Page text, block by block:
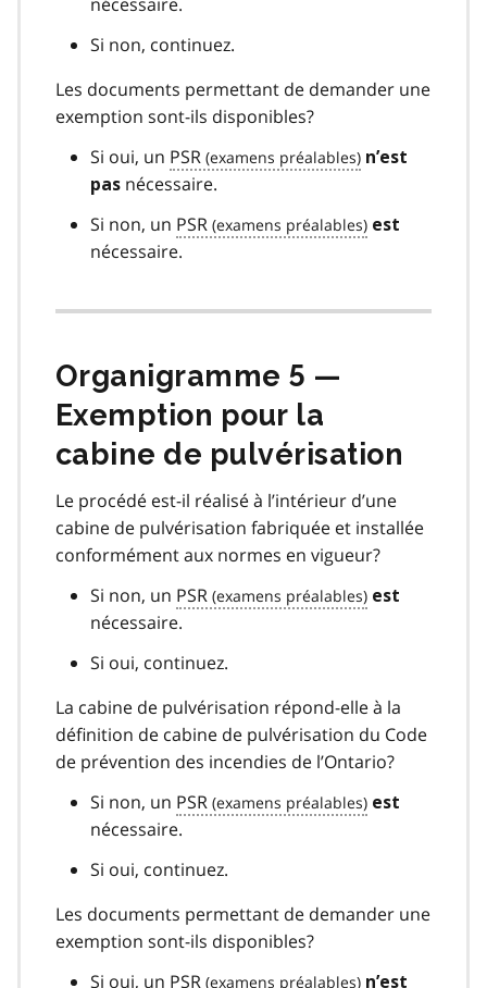
Si non, continuez.
Les documents permettant de demander une
exemption sont-ils disponibles?
Si oui, un PSR
n’est
pas nécessaire.
Si non, un PSR est
nécessaire.
Organigramme 5 —
Exemption pour la
cabine de pulvérisation
Le procédé est-il réalisé à l’intérieur d’une
cabine de pulvérisation fabriquée et installée
conformément aux normes en vigueur?
Si non, un PSR est
nécessaire.
Si oui, continuez.
La cabine de pulvérisation répond-elle à la
définition de cabine de pulvérisation du Code
de prévention des incendies de l’Ontario?
Si non, un PSR est
nécessaire.
Si oui, continuez.
Les documents permettant de demander une
exemption sont-ils disponibles?
Si oui, un PSR
n’est